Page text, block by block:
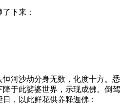
下来：
河沙劫分身无数，化度十方。悉
于此娑婆世界，示现成佛。倒驾
，以此鲜花供养释迦佛：